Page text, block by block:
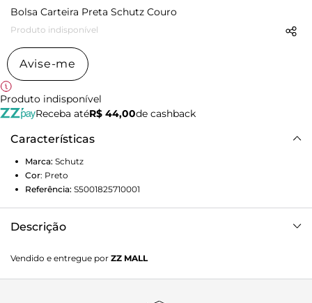
Bolsa Carteira Preta Schutz Couro
Produto indisponível
Avise-me
Produto indisponível
Receba atéR$ 44,00de cashback
Características
Marca: Schutz
Cor: Preto
Referência: S5001825710001
Descrição
perfeita para quem busca praticidade com estilo. Feita em
couro, ela possui um fechamento elegante em tampa. Seu
Vendido e entregue por ZZ MALL